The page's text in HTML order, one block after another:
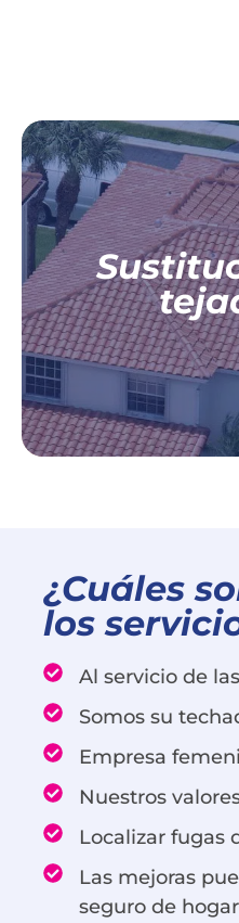
Sustitución de
Sustitución de
¿Cuáles
los
Al servicio de
Somos su
Empresa
Nuestros
Localizar fugas
Las mejoras
seguro de hogar